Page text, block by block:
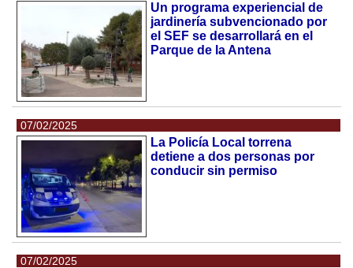
Un programa experiencial de
jardinería subvencionado por
el SEF se desarrollará en el
Parque de la Antena
07/02/2025
La Policía Local torrena
detiene a dos personas por
conducir sin permiso
07/02/2025